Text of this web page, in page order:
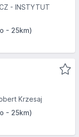
- INSTYTUT
- 25km)
Krzesaj
- 25km)